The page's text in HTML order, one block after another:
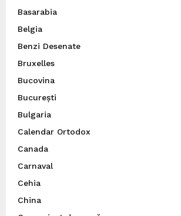
Basarabia
Belgia
Benzi Desenate
Bruxelles
Bucovina
București
Bulgaria
Calendar Ortodox
Canada
Carnaval
Cehia
China